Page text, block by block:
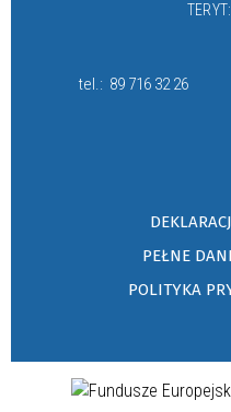
tel.: 89 716 32 26
PEŁNE
POLITYKA